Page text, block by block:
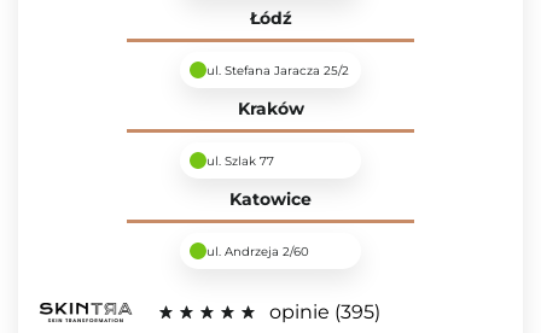
Łódź
ul. Stefana Jaracza 25/2
Kraków
ul. Szlak 77
Katowice
ul. Andrzeja 2/60
opinie 395